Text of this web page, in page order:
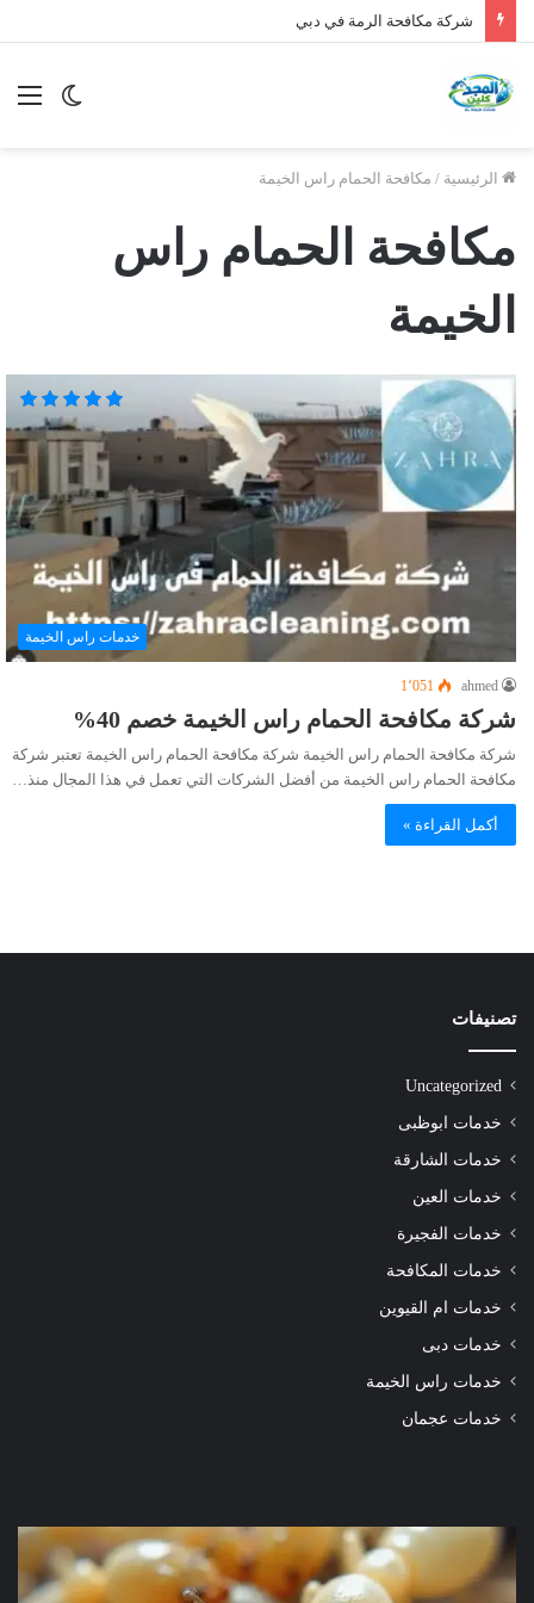
شركة مكافحة الرمة في دبي
الوضع
الرئيسية / مكافحة الحمام راس الخيمة
مكافحة الحمام راس
الخيمة
خدمات راس الخيمة
ahmed 1٬051
شركة مكافحة الحمام راس الخيمة خصم 40%
شركة مكافحة الحمام راس الخيمة شركة مكافحة الحمام راس الخيمة تعتبر شركة
مكافحة الحمام راس الخيمة من أفضل الشركات التي تعمل في هذا المجال منذ…
أكمل القراءة »
تصنيفات
Uncategorized
خدمات ابوظبى
خدمات الشارقة
خدمات العين
خدمات الفجيرة
خدمات المكافحة
خدمات ام القيوين
خدمات دبى
خدمات راس الخيمة
خدمات عجمان
شركة
مكافحة
الرمة